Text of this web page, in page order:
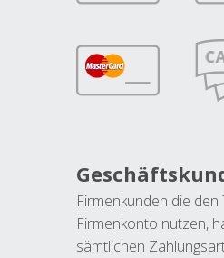
Firmenkunden die den
Firmenkonto nutzen,
sämtlichen